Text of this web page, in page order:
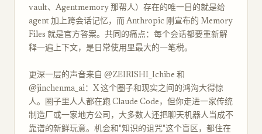
vault、Agentmemory 那帮人）存在的唯一目的就是给
agent 加上跨会话记忆，而 Anthropic 刚宣布的 Memory
Files 就是官方答案。共同的痛点：每个会话都要重新解
释一遍上下文，是日常使用里最大的一笔税。
更深一层的声音来自 @ZEIRISHI_Ichibe 和
@jinchenma_ai：X 这个圈子和现实之间的鸿沟大得惊
人。圈子里人人都在跑 Claude Code，但你走进一家传统
制造厂或一家地方公司，大多数人还把聊天机器人当成不
靠谱的新鲜玩意。机会和"知识的诅咒"这个盲区，都住在